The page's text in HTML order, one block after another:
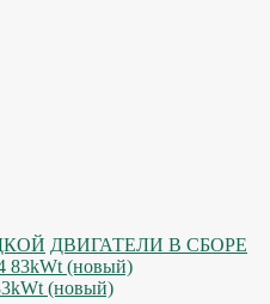
ДВИГАТЕЛИ В СБОРЕ
(новый)